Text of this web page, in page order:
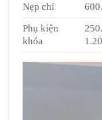
Nẹp chỉ
Phụ kiện
khóa